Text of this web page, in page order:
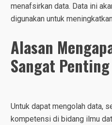
menafsirkan data. Data ini
digunakan untuk
Alasan
Sangat Penting
Untuk dapat mengolah data,
kompetensi di bidang ilmu